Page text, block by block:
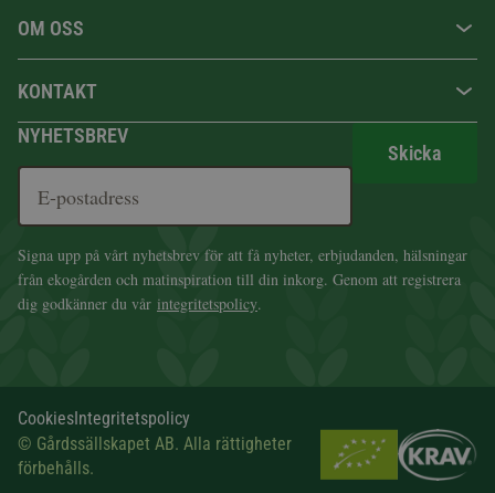
OM OSS
KONTAKT
NYHETSBREV
Skicka
Signa upp på vårt nyhetsbrev för att få nyheter, erbjudanden, hälsningar
från ekogården och matinspiration till din inkorg. Genom att registrera
dig godkänner du vår integritetspolicy.
Cookies Integritetspolicy
© Gårdssällskapet AB. Alla rättigheter
förbehålls.